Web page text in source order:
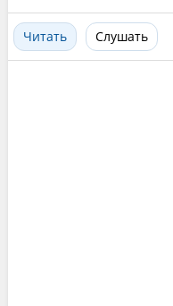
Читать Слушать